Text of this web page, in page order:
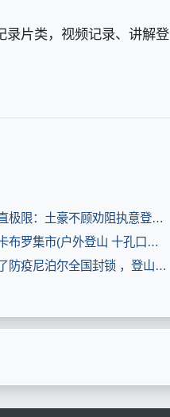
录片类，视频记录、讲解登
垂直极限：土豪不顾劝阻执意登山，雪崩来临那一刻，后悔都来不及(8.3分电影片)
斯卡布罗集市(户外登山 十孔口琴）(8.3分音乐片)
为了防疫尼泊尔全国封锁 ，登山者被困喜马拉雅山！(8.3分资讯片)